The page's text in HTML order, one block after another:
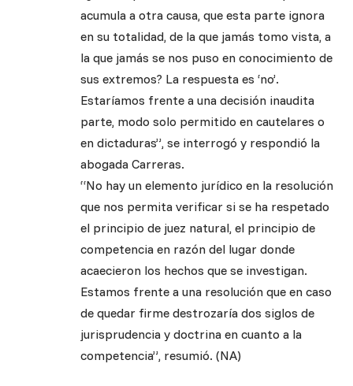
acumula a otra causa, que esta parte ignora
en su totalidad, de la que jamás tomo vista, a
la que jamás se nos puso en conocimiento de
sus extremos? La respuesta es ‘no’.
Estaríamos frente a una decisión inaudita
parte, modo solo permitido en cautelares o
en dictaduras”, se interrogó y respondió la
abogada Carreras.
“No hay un elemento jurídico en la resolución
que nos permita verificar si se ha respetado
el principio de juez natural, el principio de
competencia en razón del lugar donde
acaecieron los hechos que se investigan.
Estamos frente a una resolución que en caso
de quedar firme destrozaría dos siglos de
jurisprudencia y doctrina en cuanto a la
competencia”, resumió. (NA)